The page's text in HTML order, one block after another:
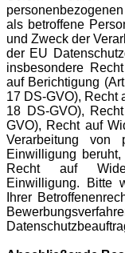
als betroffene
und Zweck der
der EU
insbesondere
auf Berichtigung
17 DS-GVO), Recht
18 DS-GVO),
GVO), Recht auf
Verarbeitung von
Einwilligung
Recht auf
Einwilligung. Bitte
Ihrer